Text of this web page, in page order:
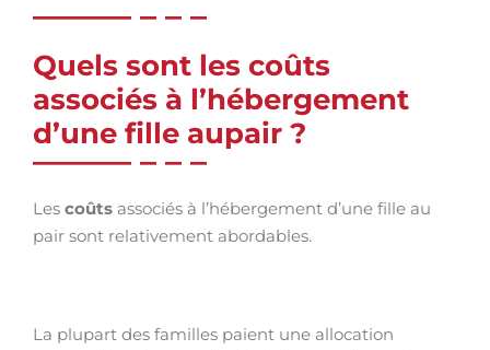
Quels sont les coûts
associés à l’hébergement
d’une fille aupair ?
Les coûts associés à l’hébergement d’une fille au
pair sont relativement abordables.
La plupart des familles paient une allocation